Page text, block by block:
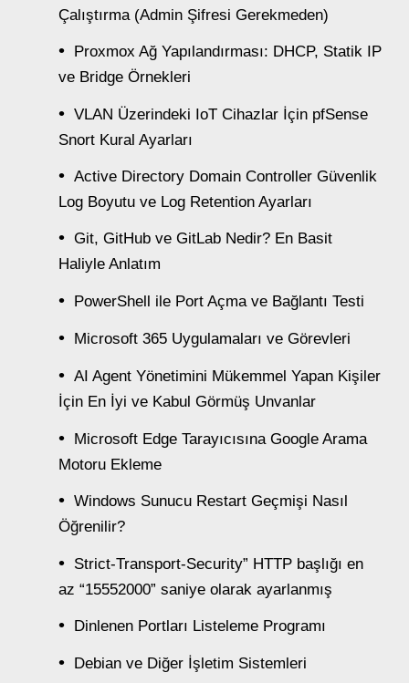
Çalıştırma (Admin Şifresi Gerekmeden)
Proxmox Ağ Yapılandırması: DHCP, Statik IP
ve Bridge Örnekleri
VLAN Üzerindeki IoT Cihazlar İçin pfSense
Snort Kural Ayarları
Active Directory Domain Controller Güvenlik
Log Boyutu ve Log Retention Ayarları
Git, GitHub ve GitLab Nedir? En Basit
Haliyle Anlatım
PowerShell ile Port Açma ve Bağlantı Testi
Microsoft 365 Uygulamaları ve Görevleri
AI Agent Yönetimini Mükemmel Yapan Kişiler
İçin En İyi ve Kabul Görmüş Unvanlar
Microsoft Edge Tarayıcısına Google Arama
Motoru Ekleme
Windows Sunucu Restart Geçmişi Nasıl
Öğrenilir?
Strict-Transport-Security” HTTP başlığı en
az “15552000” saniye olarak ayarlanmış
Dinlenen Portları Listeleme Programı
Debian ve Diğer İşletim Sistemleri